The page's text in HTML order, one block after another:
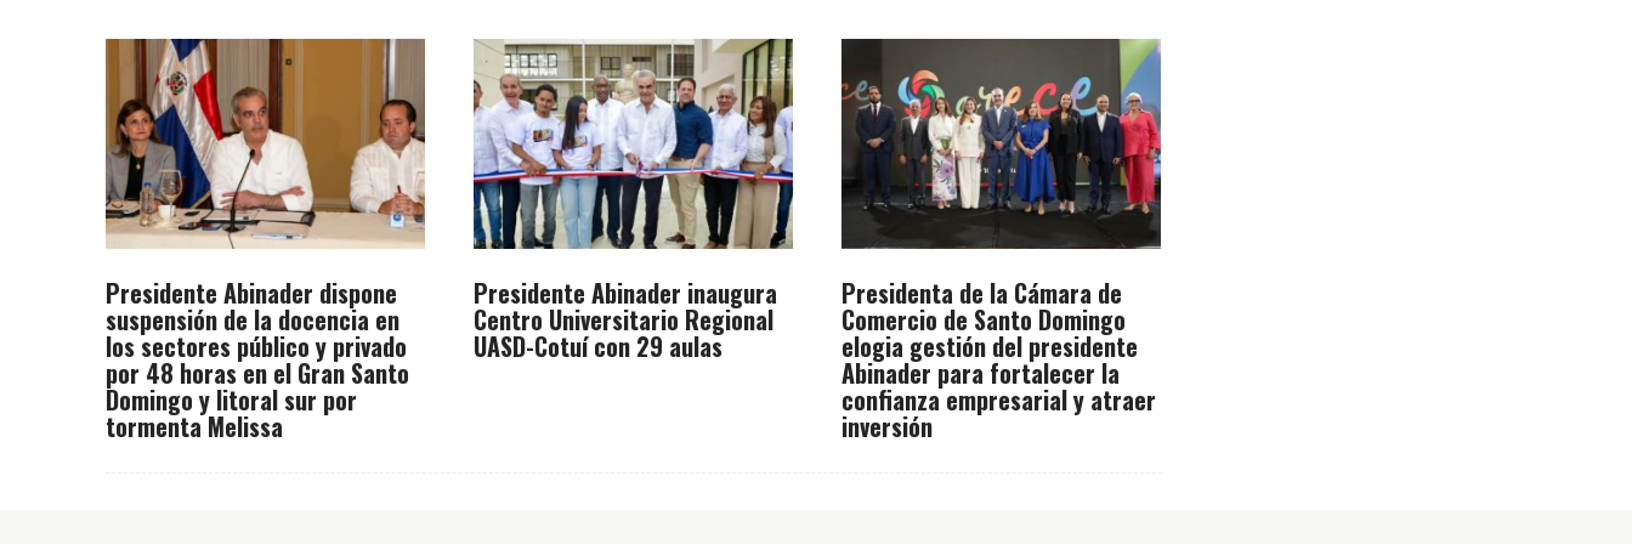
Presidente Abinader dispone
suspensión de la docencia en
los sectores público y privado
por 48 horas en el Gran Santo
Domingo y litoral sur por
tormenta Melissa
Presidente Abinader inaugura
Centro Universitario Regional
UASD-Cotuí con 29 aulas
Presidenta de la Cámara de
Comercio de Santo Domingo
elogia gestión del presidente
Abinader para fortalecer la
confianza empresarial y atraer
inversión